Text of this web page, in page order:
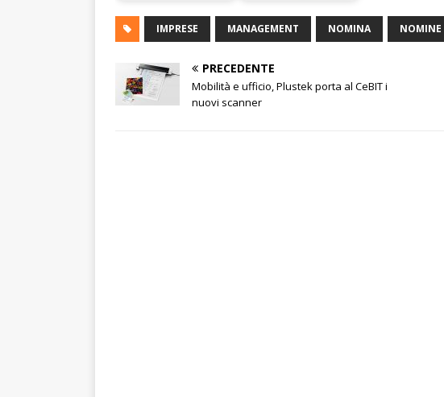
IMPRESE MANAGEMENT NOMINA NOMINE
PRECEDENTE
Mobilità e ufficio, Plustek porta al CeBIT i
nuovi scanner